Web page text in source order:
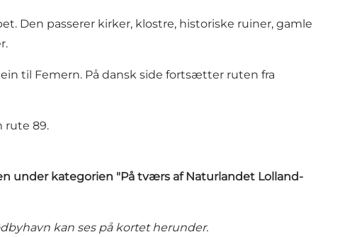
Den passerer kirker, klostre, historiske ruiner, gamle
til Femern. På dansk side fortsætter ruten fra
rute 89.
under kategorien "På tværs af Naturlandet Lolland-
kan ses på kortet herunder.